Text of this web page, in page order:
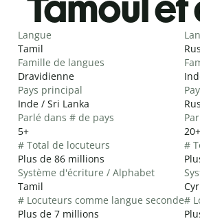
Langue
Tamil
Famille de langues
Dravidienne
Pays principal
Inde / Sri Lanka
Parlé dans # de pays
5+
# Total de locuteurs
Plus de 86 millions
Système d'écriture / Alphabet
Tamil
# Locuteurs comme langue seconde
Plus de 7 millions
20+
#
#